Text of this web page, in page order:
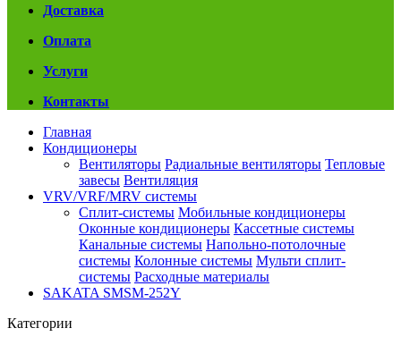
Доставка
Оплата
Услуги
Контакты
Главная
Кондиционеры
Вентиляторы Радиальные вентиляторы Тепловые
завесы Вентиляция
VRV/VRF/MRV системы
Сплит-системы Мобильные кондиционеры
Оконные кондиционеры Кассетные системы
Канальные системы Напольно-потолочные
системы Колонные системы Мульти сплит-
системы Расходные материалы
SAKATA SMSM-252Y
Категории